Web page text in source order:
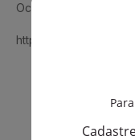
Ocasião: Casual
https://